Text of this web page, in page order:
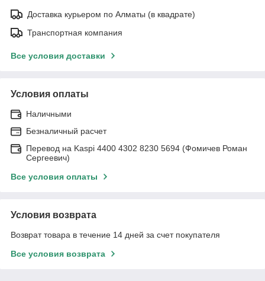
Доставка курьером по Алматы (в квадрате)
Транспортная компания
Все условия доставки
Условия оплаты
Наличными
Безналичный расчет
Перевод на Kaspi 4400 4302 8230 5694 (Фомичев Роман
Сергеевич)
Все условия оплаты
Условия возврата
Возврат товара в течение 14 дней за счет покупателя
Все условия возврата